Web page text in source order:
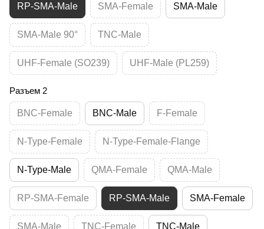
RP-SMA-Male SMA-Female SMA-Male
SMA-Male 90° TNC-Male
UHF-Female (SO239) UHF-Male (PL259)
Разъем 2
BNC-Female BNC-Male F-Female
N-Type-Female N-Type-Female-Flange
N-Type-Male QMA-Female QMA-Male
RP-SMA-Female RP-SMA-Male SMA-Female
SMA-Male TNC-Female TNC-Male